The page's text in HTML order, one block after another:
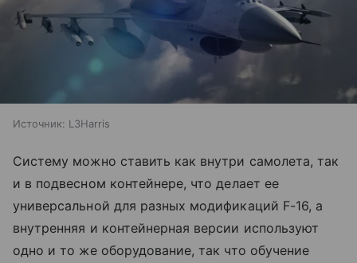
Источник: L3Harris
Систему можно ставить как внутри самолета, так
и в подвесном контейнере, что делает ее
универсальной для разных модификаций F-16, а
внутренняя и контейнерная версии используют
одно и то же оборудование, так что обучение